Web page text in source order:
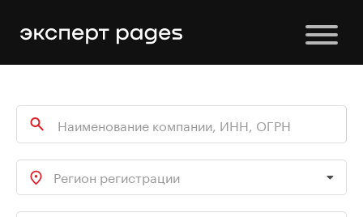
Регион регистрации